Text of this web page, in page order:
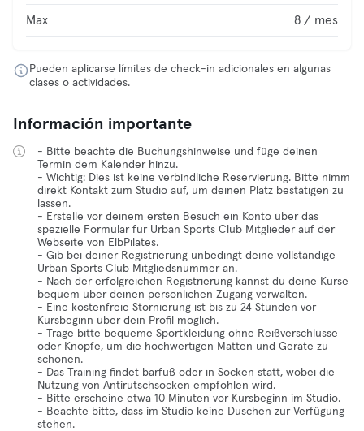
Max 8 / mes
Pueden aplicarse límites de check-in adicionales en algunas
clases o actividades.
Información importante
- Bitte beachte die Buchungshinweise und füge deinen
Termin dem Kalender hinzu.
- Wichtig: Dies ist keine verbindliche Reservierung. Bitte nimm
direkt Kontakt zum Studio auf, um deinen Platz bestätigen zu
lassen.
- Erstelle vor deinem ersten Besuch ein Konto über das
spezielle Formular für Urban Sports Club Mitglieder auf der
Webseite von ElbPilates.
- Gib bei deiner Registrierung unbedingt deine vollständige
Urban Sports Club Mitgliedsnummer an.
- Nach der erfolgreichen Registrierung kannst du deine Kurse
bequem über deinen persönlichen Zugang verwalten.
- Eine kostenfreie Stornierung ist bis zu 24 Stunden vor
Kursbeginn über dein Profil möglich.
- Trage bitte bequeme Sportkleidung ohne Reißverschlüsse
oder Knöpfe, um die hochwertigen Matten und Geräte zu
schonen.
- Das Training findet barfuß oder in Socken statt, wobei die
Nutzung von Antirutschsocken empfohlen wird.
- Bitte erscheine etwa 10 Minuten vor Kursbeginn im Studio.
- Beachte bitte, dass im Studio keine Duschen zur Verfügung
stehen.